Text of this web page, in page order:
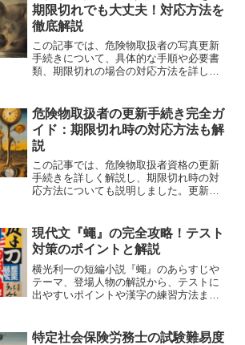
期限切れでも大丈夫！対応方法を
徹底解説
この記事では、危険物取扱者の写真更新
手続きについて、具体的な手順や必要書
類、期限切れの場合の対応方法を詳しく
スムーズに行えるようになります。
危険物取扱者の更新手続き完全ガ
イド：期限切れ時の対応方法も解
説
この記事では、危険物取扱者資格の更新
手続きを詳しく解説し、期限切れ時の対
応方法についても説明しました。更新に
対策についても網羅しています。資格を
安心して維持するための情報を提供して
います。
現代文『蠅』の完全攻略！テスト
対策のポイントと解説
横光利一の短編小説『蠅』のあらすじや
テーマ、登場人物の解説から、テストに
出やすいポイントや漢字の練習方法ま
特定社会保険労務士の試験難易度